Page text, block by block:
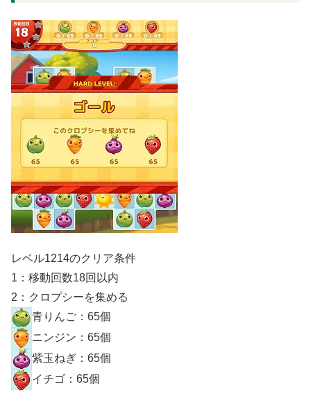
レベル1214のクリア条件
1：移動回数18回以内
2：クロプシーを集める
青りんご：65個
ニンジン：65個
紫玉ねぎ：65個
イチゴ：65個